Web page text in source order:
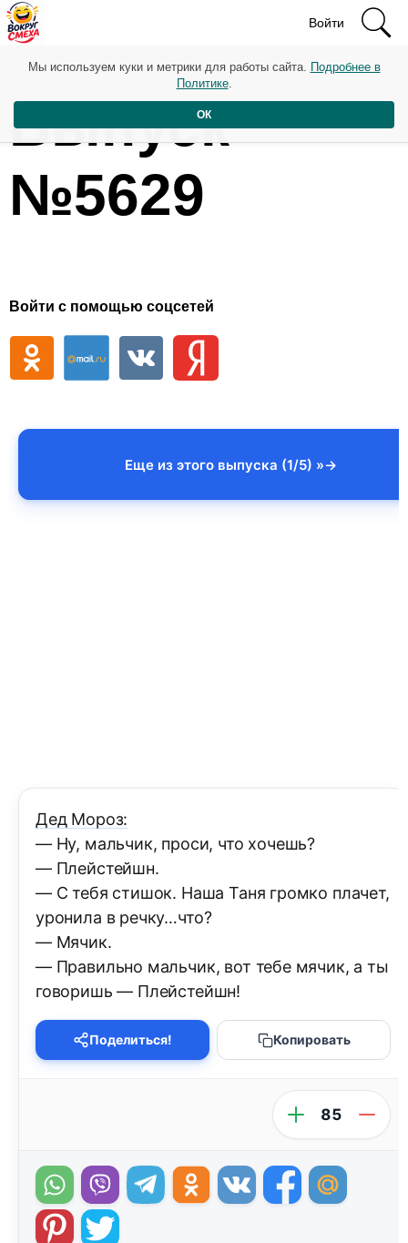
Войти
Выпуск
№5629
Войти с помощью соцсетей
Еще из этого выпуска (1/5) »
Дед Мороз:
— Ну, мальчик, проси, что хочешь?
— Плейстейшн.
— С тебя стишок. Наша Таня громко плачет,
уронила в речку…что?
— Мячик.
— Правильно мальчик, вот тебе мячик, а ты
говоришь — Плейстейшн!
Поделиться! Копировать
85
Мы используем куки и метрики для работы сайта. Подробнее в
Политике.
ОК